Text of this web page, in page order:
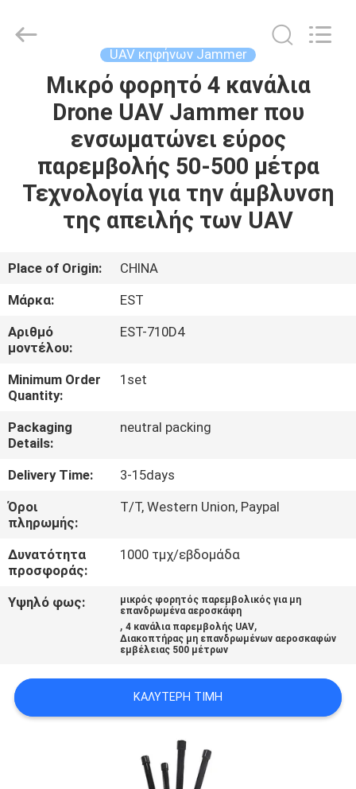
ΣΠΊΤΙ
ΠΡΟΪΌΝΤΑ
ΒΊΝΤΕΟ
ΠΕΡΊΠΟΥ
ΕΜΕΊΣ
ΞΕΝΆΓΗΣΗ
ΣΤΟ
ΕΡΓΟΣΤΆΣΙΟ
ΠΟΙΟΤΙΚΌΣ
ΈΛΕΓΧΟΣ
ΜΑΣ
ΕΛΆΤΕ
ΣΕ
ΕΠΑΦΉ
ΜΕ
ΠΕΡΙΠΤΏΣΕΙΣ
ELECTRONICS(HK)
CO.,LTD.
UAV κηφήνων Jammer
Μικρό φορητό 4 κανάλια
Drone UAV Jammer που
ενσωματώνει εύρος
παρεμβολής 50-500 μέτρα
Τεχνολογία για την άμβλυνση
της απειλής των UAV
Place of Origin:
CHINA
Μάρκα:
EST
Αριθμό
μοντέλου:
EST-710D4
Minimum Order
Quantity:
1set
Packaging
Details:
neutral packing
Delivery Time:
3-15days
Όροι
πληρωμής:
T/T, Western Union, Paypal
Δυνατότητα
προσφοράς:
1000 τμχ/εβδομάδα
Υψηλό φως:
μικρός φορητός παρεμβολικός για μη
επανδρωμένα αεροσκάφη
,4 κανάλια παρεμβολής UAV,
Διακοπτήρας μη επανδρωμένων αεροσκαφών
εμβέλειας 500 μέτρων
ΚΑΛΎΤΕΡΗ ΤΙΜΉ